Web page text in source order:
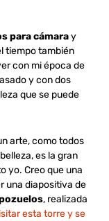
para cámaray
tiempo también
con mi época de
y con dos
que se puede
arte, como todos
es la gran
yo. Creo que una
una diapositiva de
, realizada
esta torre y se